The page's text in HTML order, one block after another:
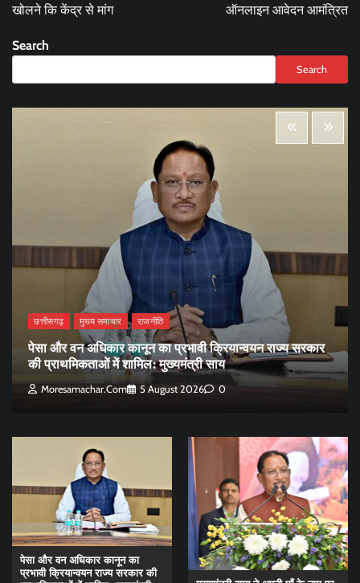
खोलने कि केंद्र से मांग
ऑनलाइन आवेदन आमंत्रित
Search
Search
छत्तीसगढ़ मुख्य समाचार राजनीति
पेसा और वन अधिकार कानून का प्रभावी क्रियान्वयन राज्य सरकार
की प्राथमिकताओं में शामिल: मुख्यमंत्री साय
Moresamachar.com 5 August 2026 0
पेसा और वन अधिकार कानून का
प्रभावी क्रियान्वयन राज्य सरकार की